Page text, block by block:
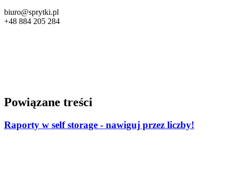
biuro@sprytki.pl
+48 884 205 284
Powiązane treści
Raporty w self storage - nawiguj przez liczby!